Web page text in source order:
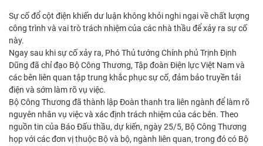
Sự cố đổ cột điện khiến dư luận không khỏi nghi ngại về chất lượng
công trình và vai trò trách nhiệm của các nhà thầu để xảy ra sự cố
này.
Ngay sau khi sự cố xảy ra, Phó Thủ tướng Chính phủ Trịnh Định
Dũng đã chỉ đạo Bộ Công Thương, Tập đoàn Điện lực Việt Nam và
các bên liên quan tập trung khắc phục sự cố, đảm bảo truyền tải
điện và sớm làm rõ vụ việc.
Bộ Công Thương đã thành lập Đoàn thanh tra liên ngành để làm rõ
nguyên nhân vụ việc và xác định trách nhiệm của các bên. Theo
nguồn tin của Báo Đấu thầu, dự kiến, ngày 25/5, Bộ Công Thương
họp với các đơn vị thuộc Bộ và bộ, ngành liên quan, trong đó có Bộ